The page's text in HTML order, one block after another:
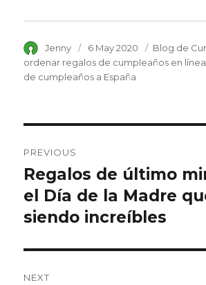
Author
Jenny
Posted
on
6 May 2020 Category
Blog de
ordenar regalos de cumpleaños en línea
de cumpleaños a España
navigation
PREVIOUS
Previous
post:
Regalos de último
el Día de la Madre
siendo increíbles
NEXT